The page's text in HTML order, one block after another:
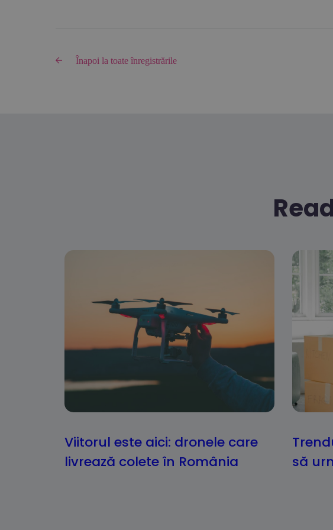
Înapoi la toate înregistrările
Viitorul este aici: dronele care
livrează colete în România
să